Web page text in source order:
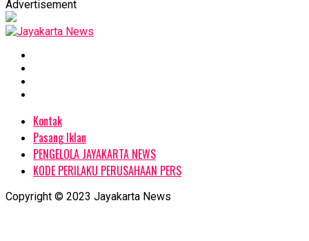
Advertisement
Kontak
Pasang Iklan
PENGELOLA JAYAKARTA NEWS
KODE PERILAKU PERUSAHAAN PERS
Copyright © 2023 Jayakarta News